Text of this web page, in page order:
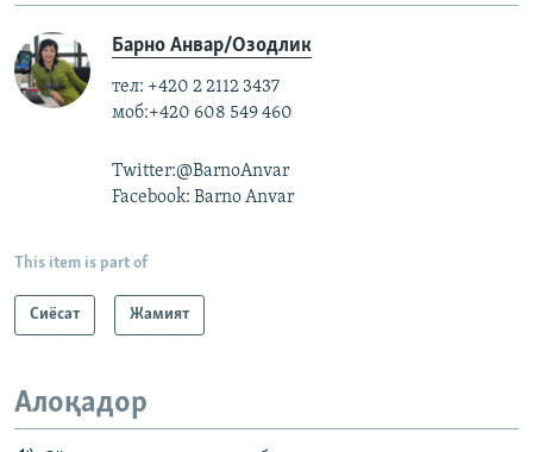
Барно Анвар/Озодлик
тел: +420 2 2112 3437
моб:+420 608 549 460
Twitter:@BarnoAnvar
Facebook: Barno Anvar
This item is part of
Сиёсат Жамият
Алоқадор